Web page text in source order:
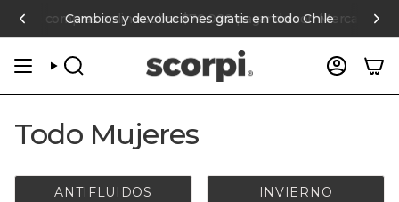
contenido
en compras online sobre $70.000 pagando con Mercado
Cambios y devoluciones gratis en todo Chile
BÚSQUEDA
Todo Mujeres
ANTIFLUIDOS INVIERNO